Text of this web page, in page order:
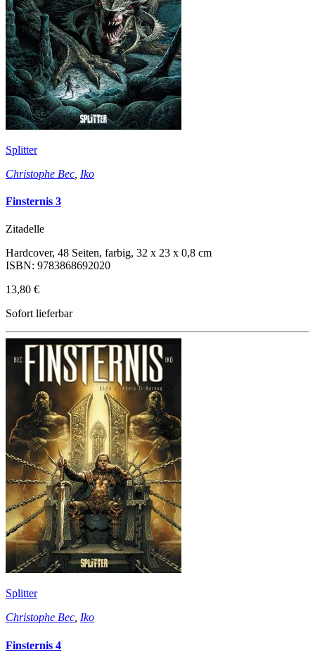
Splitter
Christophe Bec Iko
Finsternis 3
Zitadelle
Hardcover, 48 Seiten, farbig, 32 x 23 x 0,8 cm
ISBN: 9783868692020
13,80 €
Sofort lieferbar
Splitter
Christophe Bec Iko
Finsternis 4